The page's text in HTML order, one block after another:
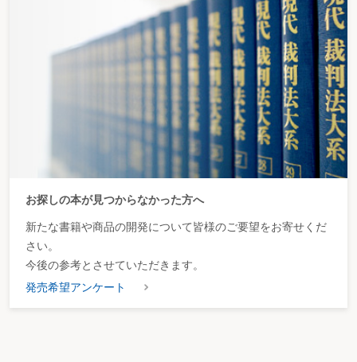
お探しの本が見つからなかった方へ
新たな書籍や商品の開発について皆様のご要望をお寄せくだ
さい。
今後の参考とさせていただきます。
発売希望アンケート